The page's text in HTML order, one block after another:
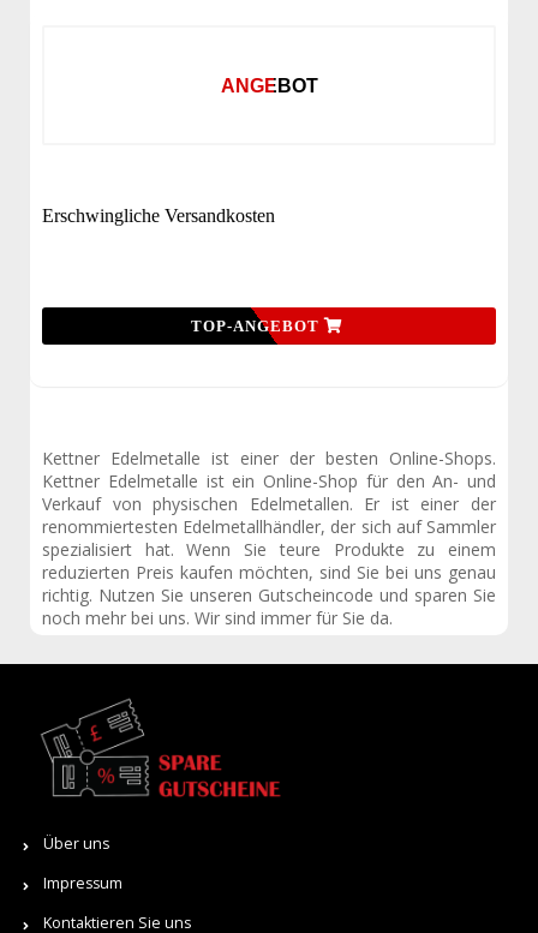
ANGEBOT
Erschwingliche Versandkosten
TOP-ANGEBOT
Kettner Edelmetalle ist einer der besten Online-Shops.
Kettner Edelmetalle ist ein Online-Shop für den An- und
Verkauf von physischen Edelmetallen. Er ist einer der
renommiertesten Edelmetallhändler, der sich auf Sammler
spezialisiert hat. Wenn Sie teure Produkte zu einem
reduzierten Preis kaufen möchten, sind Sie bei uns genau
richtig. Nutzen Sie unseren Gutscheincode und sparen Sie
noch mehr bei uns. Wir sind immer für Sie da.
Über uns
Impressum
Kontaktieren Sie uns